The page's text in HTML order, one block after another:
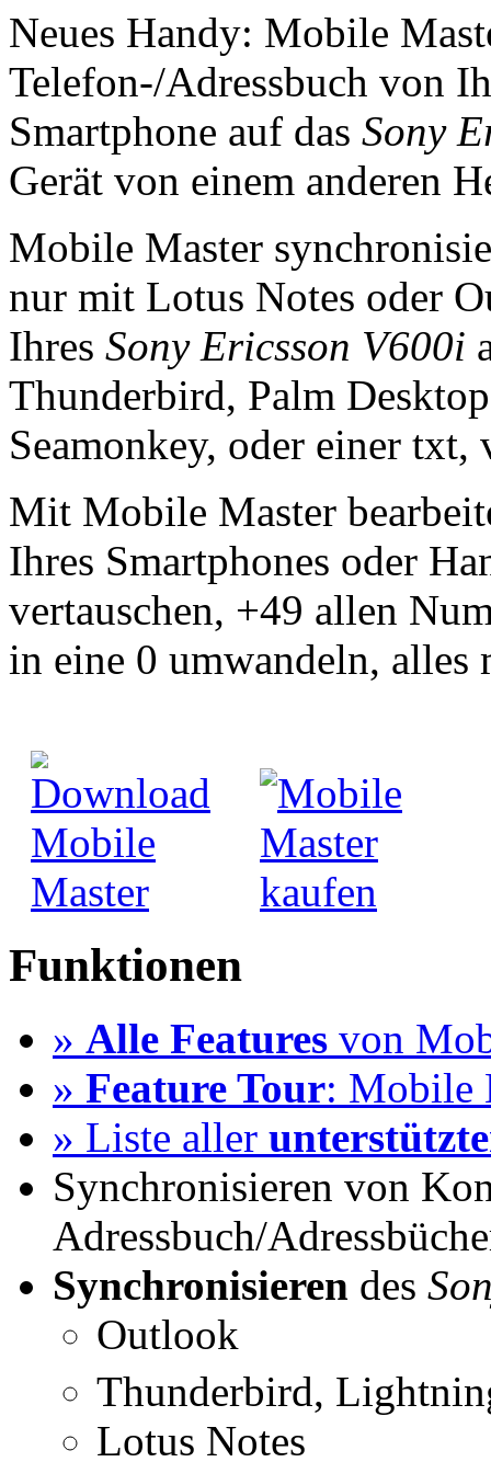
Neues Handy: Mobile
Telefon-/Adressbuch von
Smartphone auf das Sony
Gerät von einem anderen
Mobile Master
nur mit Lotus Notes oder
Ihres Sony Ericsson V600i
Thunderbird, Palm
Seamonkey, oder einer
Mit Mobile Master
Ihres Smartphones oder
vertauschen, +49 allen
in eine 0 umwandeln,
Funktionen
» Alle Features von
» Feature Tour: Mobile
» Liste aller
Synchronisieren von
Adressbuch/
Synchronisieren des
Outlook
Thunderbird,
Lotus Notes